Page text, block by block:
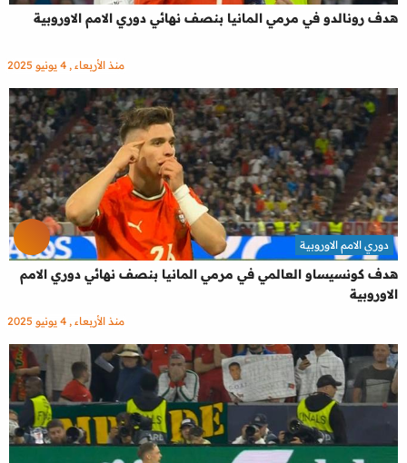
هدف رونالدو في مرمي المانيا بنصف نهائي دوري الامم الاوروبية
منذ الأربعاء , 4 يونيو 2025
هدف كونسيساو العالمي في مرمي المانيا بنصف نهائي دوري الامم
الاوروبية
دوري الامم الاوروبية
منذ الأربعاء , 4 يونيو 2025